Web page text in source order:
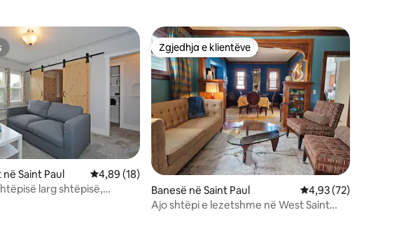
Saint Paul Vlerësimi mesatar 4,89 nga 5, 18 vlerësime
4,89 (18)
larg shtëpisë,
Zgjedhja e klientëve
Zgjedhja e klientëve
Banesë në Saint Paul Vlerësimi mesatar
4,93 (72)
Ajo shtëpi e lezetshme në West Saint